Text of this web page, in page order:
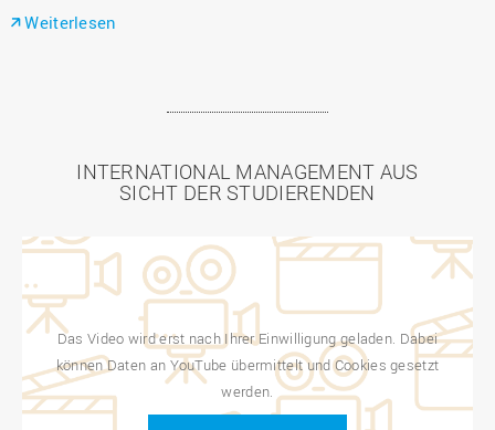
Weiterlesen
INTERNATIONAL MANAGEMENT AUS
SICHT DER STUDIERENDEN
Das Video wird erst nach Ihrer Einwilligung geladen. Dabei
können Daten an YouTube übermittelt und Cookies gesetzt
werden.